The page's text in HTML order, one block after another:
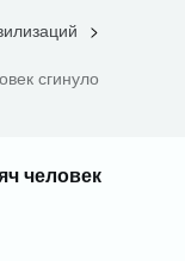
>
сгинуло
человек